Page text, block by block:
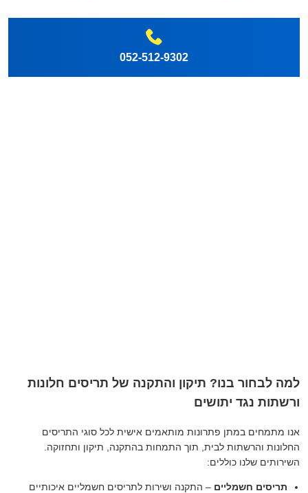
052-512-9302
למה לבחור בנו? תיקון והתקנה של תריסים חלונות
ורשתות נגד יתושים
אנו מתמחים במתן פתרונות מותאמים אישית לכל סוגי התריסים
החלונות והרשתות לבית, תוך התמחות בהתקנה, תיקון ותחזוקה.
השירותים שלנו כוללים:
תריסים חשמליים – התקנה ושירות לתריסים חשמליים איכותיים